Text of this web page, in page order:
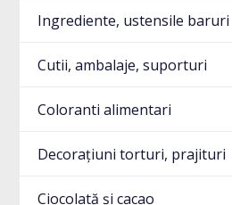
Ingrediente, ustensile baruri
Cutii, ambalaje, suporturi
Coloranti alimentari
Decorațiuni torturi, prajituri
Ciocolată și cacao